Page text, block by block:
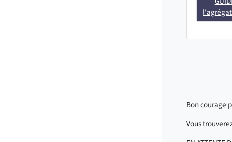
Bon courage
Vous